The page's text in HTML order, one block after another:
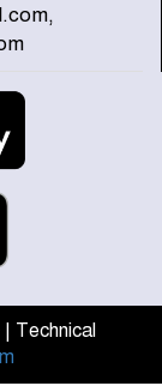
এনসিপি
গিয়ে
১
মৃত্যুদণ্ড, তাই
রাষ্ট্রের
| Technical